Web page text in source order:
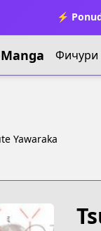
⚡
Фичури
Yawaraka